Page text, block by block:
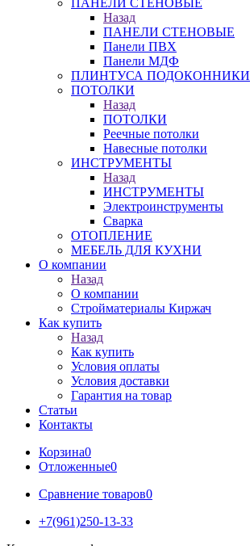
ПАНЕЛИ СТЕНОВЫЕ
Назад
ПАНЕЛИ СТЕНОВЫЕ
Панели ПВХ
Панели МДФ
ПЛИНТУСА ПОДОКОННИКИ
ПОТОЛКИ
Назад
ПОТОЛКИ
Реечные потолки
Навесные потолки
ИНСТРУМЕНТЫ
Назад
ИНСТРУМЕНТЫ
Электроинструменты
Сварка
ОТОПЛЕНИЕ
МЕБЕЛЬ ДЛЯ КУХНИ
О компании
Назад
О компании
Стройматериалы Киржач
Как купить
Назад
Как купить
Условия оплаты
Условия доставки
Гарантия на товар
Статьи
Контакты
Корзина0
Отложенные0
Сравнение товаров0
+7(961)250-13-33